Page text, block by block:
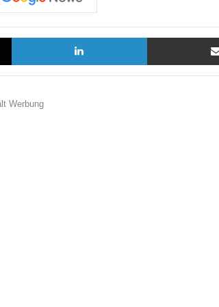
X LinkedIn
Werbung